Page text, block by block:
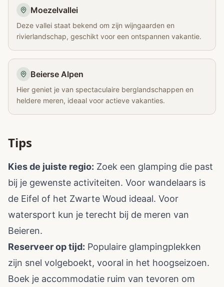
Moezelvallei
Deze vallei staat bekend om zijn wijngaarden en
rivierlandschap, geschikt voor een ontspannen vakantie.
Beierse Alpen
Hier geniet je van spectaculaire berglandschappen en
heldere meren, ideaal voor actieve vakanties.
Tips
Kies de juiste regio: Zoek een glamping die past
bij je gewenste activiteiten. Voor wandelaars is
de Eifel of het Zwarte Woud ideaal. Voor
watersport kun je terecht bij de meren van
Beieren.
Reserveer op tijd: Populaire glampingplekken
zijn snel volgeboekt, vooral in het hoogseizoen.
Boek je accommodatie ruim van tevoren om